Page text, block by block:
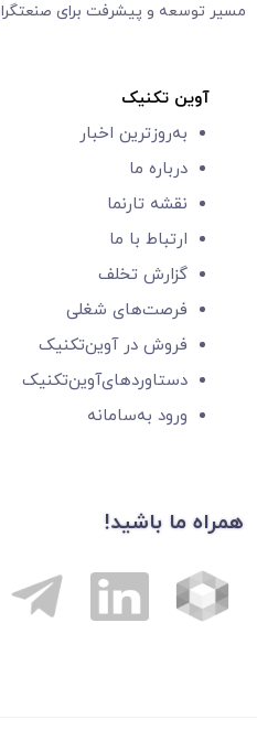
مسیر توسعه و پیشرفت برای
آوین تکنیک
به‌روزترین اخبار
درباره ما
نقشه تارنما
ارتباط با ما
گزارش‌ تخلف
فرصت‌های شغلی
فروش در آوین‌تکنیک
دستاوردهای‌آوین‌تکنیک
ورود به‌سامانه
همراه ما باشید!